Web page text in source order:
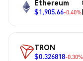
Ethereum
$1,905.66-0.40%
TRON
$0.326818-0.30%